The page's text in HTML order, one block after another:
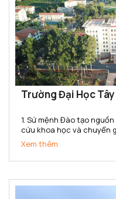
Trường Đại Học
1. Sứ mệnh Đào tạo
cứu khoa học và chuyển
nghiệp phát triển kinh tế -
giá trị văn hoá của dân
Xem thêm